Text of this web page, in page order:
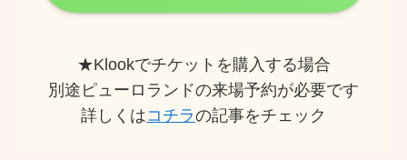
★Klookでチケットを購入する場合
別途ピューロランドの来場予約が必要です
詳しくはコチラの記事をチェック